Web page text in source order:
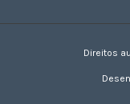
Direitos